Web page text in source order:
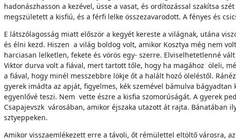
hadonászhasson a kezével, üsse a vasat, és ordítozással szakítsa
megszületett a kisfiú, és a férfi lelke összezavarodott. A fényes és
E látszólagosság miatt először a kegyét kereste a világnak, utána
és élni kezd. Hiszen a világ boldog volt, amikor Kosztya még nem
harciasan lelketlen, fekete és vörös egy- szerre. Elviselhetetlenné
Viktor durva volt a fiával, mert tartott tőle, hogy ha magához öleli,
a fiával, hogy minél messzebbre lökje őt a halált hozó öleléstől.
gyerek imádta az apját, figyelmes, kék szemével bámulva
egyenlővé teszi. Nem vette észre a kisfia szomorúságát. A gyerek
Csapajevszk városában, amikor éjszaka utazott át rajta. Bánatában
sztyeppeken.
Amikor visszaemlékezett erre a távoli, őt rémülettel eltöltő városra,